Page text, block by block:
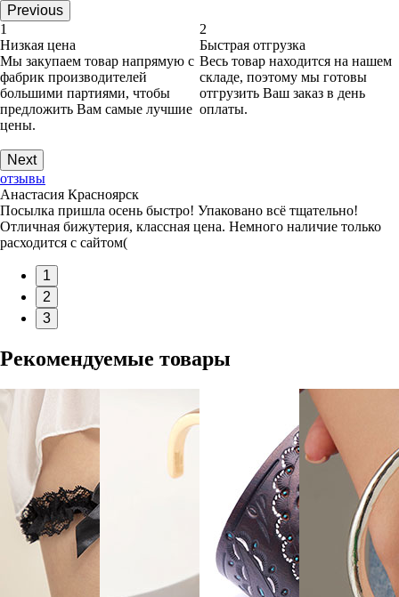
Previous
1
Низкая цена
Мы закупаем товар напрямую с
фабрик производителей
большими партиями, чтобы
предложить Вам самые лучшие
цены.
2
Быстрая отгрузка
Весь товар находится на нашем
складе, поэтому мы готовы
отгрузить Ваш заказ в день
оплаты.
Next
отзывы
Анастасия Красноярск
Посылка пришла осень быстро! Упаковано всё тщательно!
Отличная бижутерия, классная цена. Немного наличие только
расходится с сайтом(
1
2
3
Рекомендуемые товары